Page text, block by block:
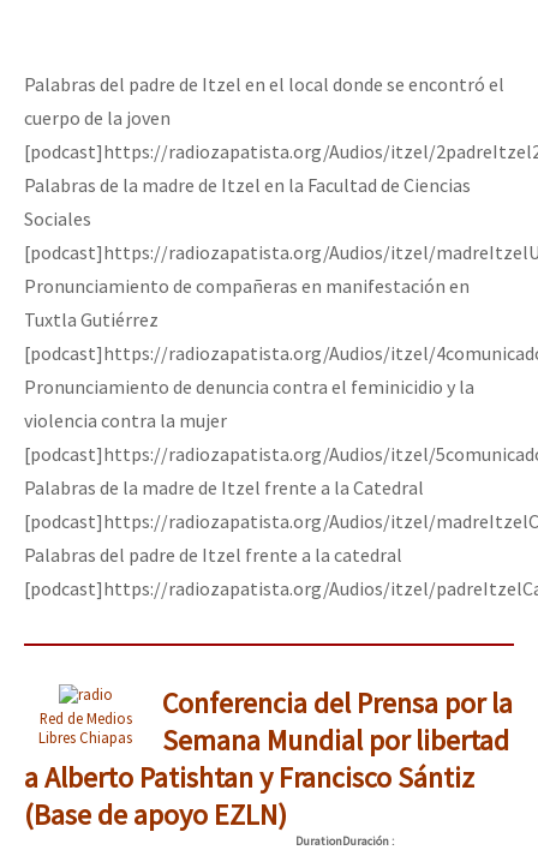
Palabras del padre de Itzel en el local donde se encontró el
cuerpo de la joven
[podcast]https://radiozapatista.org/Audios/itzel/
Palabras de la madre de Itzel en la Facultad de Ciencias
Sociales
[podcast]https://radiozapatista.org/Audios/itzel/
Pronunciamiento de compañeras en manifestación en
Tuxtla Gutiérrez
[podcast]https://radiozapatista.org/Audios/itzel/
Pronunciamiento de denuncia contra el feminicidio y la
violencia contra la mujer
[podcast]https://radiozapatista.org/Audios/itzel/
Palabras de la madre de Itzel frente a la Catedral
[podcast]https://radiozapatista.org/Audios/itzel/
Palabras del padre de Itzel frente a la catedral
[podcast]https://radiozapatista.org/Audios/itzel/
Red de Medios
Libres Chiapas
Conferencia del Prensa por la
Semana Mundial por libertad
a Alberto Patishtan y Francisco Sántiz
(Base de apoyo EZLN)
DurationDuración: